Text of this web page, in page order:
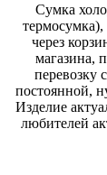
Сумка
через
магазина,
перевозку
постоянной,
Изделие
любителей